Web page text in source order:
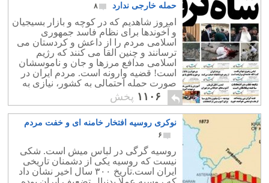
حمله خارجی ندارد
۸
امروز شاهدیم که در کوچه و بازار بسیجیان
و آخوندها برای نظام فاسد جمهوری
اسلامی مردم را از داعش و کردستان می
ترسانند و چنین القا می کنند که رژیم
اسلامی مدافع مرزها و جان و ناموسشان
است! قضیه وارونه است. مردم ایران در
صورت حمله احتمالی به کشور، نیازی به
ملایان فاسد و بسیجیان خودفروخته ندارند
۱۱۰۶ پخش
نوکری روسیه افتخار خامنه ای و خفت مردم
۶
روسیه گرگی در لباس میش است. شکی
نیست که روسیه یکی از دشمنان تاریخی
ایران است.تاریخ ۳۰۰ سال اخیر نشان داد